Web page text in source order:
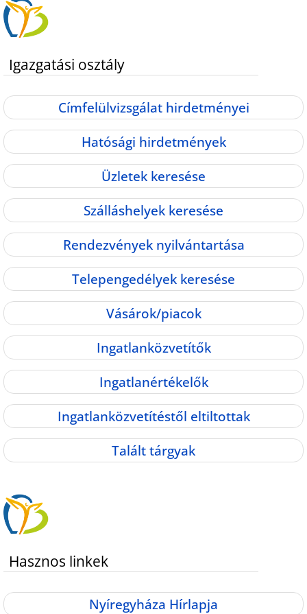
Igazgatási osztály
Címfelülvizsgálat hirdetményei
Hatósági hirdetmények
Üzletek keresése
Szálláshelyek keresése
Rendezvények nyilvántartása
Telepengedélyek keresése
Vásárok/piacok
Ingatlanközvetítők
Ingatlanértékelők
Ingatlanközvetítéstől eltiltottak
Talált tárgyak
Hasznos linkek
Nyíregyháza Hírlapja